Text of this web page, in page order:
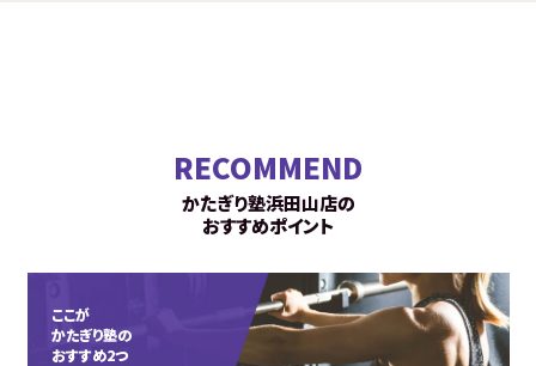
RECOMMEND
かたぎり塾浜田山店の
おすすめポイント
ここが
かたぎり塾の
おすすめ2つ